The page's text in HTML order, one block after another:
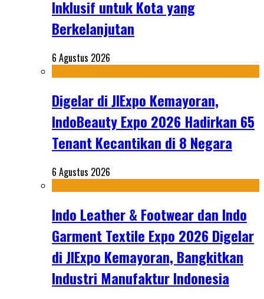
Inklusif untuk Kota yang
Berkelanjutan
6 Agustus 2026
Digelar di JIExpo Kemayoran,
IndoBeauty Expo 2026 Hadirkan 65
Tenant Kecantikan di 8 Negara
6 Agustus 2026
Indo Leather & Footwear dan Indo
Garment Textile Expo 2026 Digelar
di JIExpo Kemayoran, Bangkitkan
Industri Manufaktur Indonesia